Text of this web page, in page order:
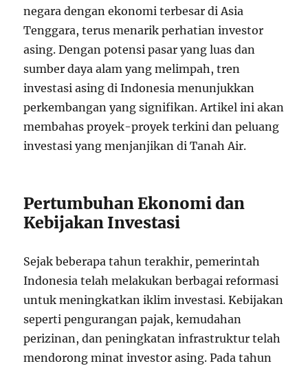
negara dengan ekonomi terbesar di Asia
Tenggara, terus menarik perhatian investor
asing. Dengan potensi pasar yang luas dan
sumber daya alam yang melimpah, tren
investasi asing di Indonesia menunjukkan
perkembangan yang signifikan. Artikel ini akan
membahas proyek-proyek terkini dan peluang
investasi yang menjanjikan di Tanah Air.
Pertumbuhan Ekonomi dan
Kebijakan Investasi
Sejak beberapa tahun terakhir, pemerintah
Indonesia telah melakukan berbagai reformasi
untuk meningkatkan iklim investasi. Kebijakan
seperti pengurangan pajak, kemudahan
perizinan, dan peningkatan infrastruktur telah
mendorong minat investor asing. Pada tahun